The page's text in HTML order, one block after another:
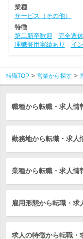
業種
サービス（その他）
特徴
第二新卒歓迎
完全週
理職登用実績あり
イ
転職TOP 営業から探す
職種から転職・求人情
勤務地から転職・求人
業種から転職・求人情
雇用形態から転職・求
求人の特徴から転職・